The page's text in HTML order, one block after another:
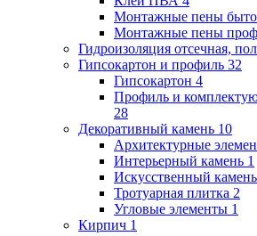
Монтажные пены
Монтажные пены
Гидроизоляция отсечная,
Гипсокартон и профиль 32
Гипсокартон 4
Профиль и
28
Декоративный камень 10
Архитектурные
Интерьерный камень 1
Искусственный камень
Тротуарная плитка 2
Угловые элементы 1
Кирпич 1